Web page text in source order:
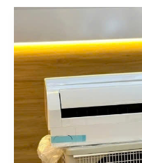
thi
công
lắp
máy
lạnh
nội
địa